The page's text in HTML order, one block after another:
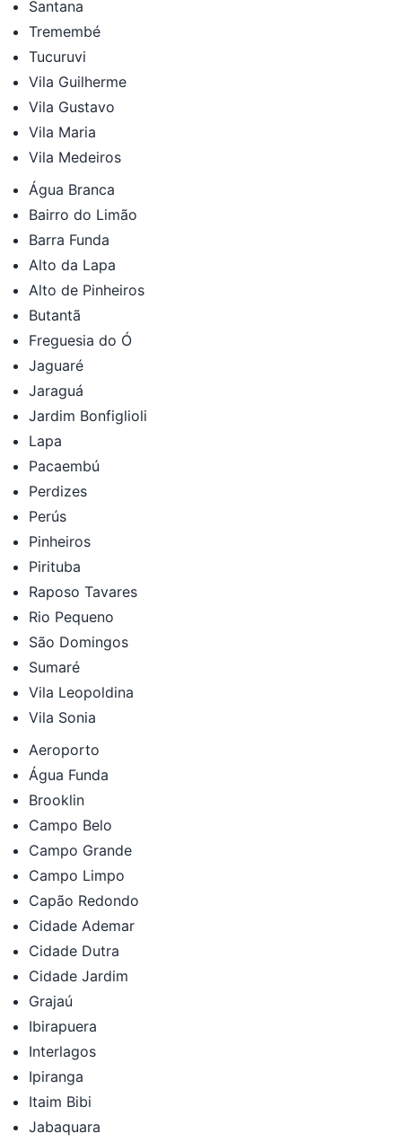
Santana
Tremembé
Tucuruvi
Vila Guilherme
Vila Gustavo
Vila Maria
Vila Medeiros
Água Branca
Bairro do Limão
Barra Funda
Alto da Lapa
Alto de Pinheiros
Butantã
Freguesia do Ó
Jaguaré
Jaraguá
Jardim Bonfiglioli
Lapa
Pacaembú
Perdizes
Perús
Pinheiros
Pirituba
Raposo Tavares
Rio Pequeno
São Domingos
Sumaré
Vila Leopoldina
Vila Sonia
Aeroporto
Água Funda
Brooklin
Campo Belo
Campo Grande
Campo Limpo
Capão Redondo
Cidade Ademar
Cidade Dutra
Cidade Jardim
Grajaú
Ibirapuera
Interlagos
Ipiranga
Itaim Bibi
Jabaquara